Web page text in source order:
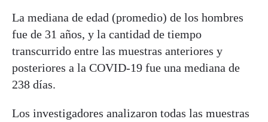
La mediana de edad (promedio) de los hombres
fue de 31 años, y la cantidad de tiempo
transcurrido entre las muestras anteriores y
posteriores a la COVID-19 fue una mediana de
238 días.
Los investigadores analizaron todas las muestras